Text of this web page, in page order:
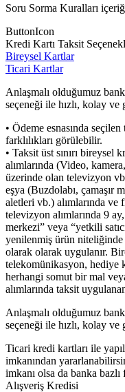
Soru Sorma Kuralları
ButtonIcon
Kredi Kartı Taksit
Bireysel Kartlar
Ticari Kartlar
Anlaşmalı olduğumuz
seçeneği ile hızlı, kolay
• Ödeme esnasında
farklılıkları görülebilir.
• Taksit üst sınırı bireysel
alımlarında (Video,
üzerinde olan televizyon
eşya (Buzdolabı, çamaşır
aletleri vb.) alımlarında ve
televizyon alımlarında 9
merkezi” veya “yetkili
yenilenmiş ürün niteliğinde
olarak olarak uygulanır.
telekomünikasyon, hediye
herhangi somut bir mal
alımlarında taksit
Anlaşmalı olduğumuz
seçeneği ile hızlı, kolay
Ticari kredi kartları ile
imkanından
imkanı olsa da banka
Alışveriş Kredisi